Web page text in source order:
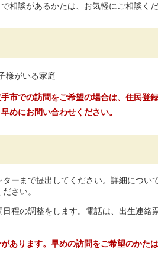
相談があるかたは、お気軽にご相談くだ
様がいる家庭
市での訪問をご希望の場合は、住民登
めにお問い合わせください。
ーまで提出してください。詳細につい
さい。
程の調整をします。電話は、出生連絡
あります。早めの訪問をご希望のかた